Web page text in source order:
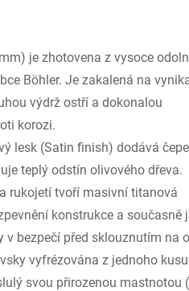
je zhotovena z vysoce
Böhler. Je zakalená na
výdrž ostří a dokonalou
korozi.
lesk (Satin finish) dodává
teplý odstín olivového dřeva.
rukojetí tvoří masivní titanová
konstrukce a současně
v bezpečí před sklouznutím na
vyfrézována z jednoho kusu
svou přirozenou mastnotou